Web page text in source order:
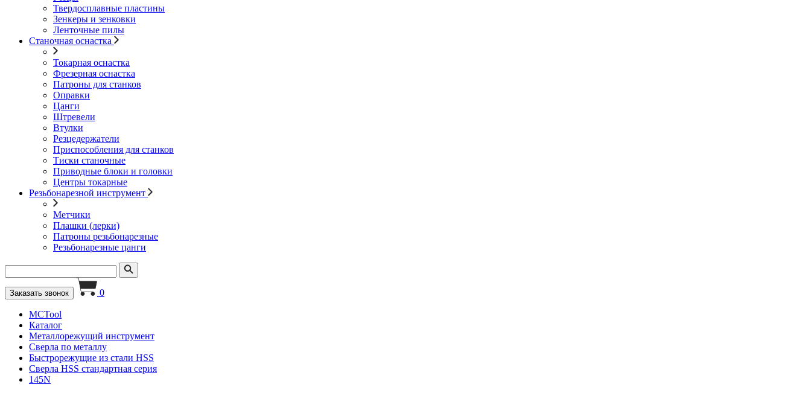
Твердосплавные пластины
Зенкеры и зенковки
Ленточные пилы
Станочная оснастка
Токарная оснастка
Фрезерная оснастка
Патроны для станков
Оправки
Цанги
Штревели
Втулки
Резцедержатели
Приспособления для станков
Тиски станочные
Приводные блоки и головки
Центры токарные
Резьбонарезной инструмент
Метчики
Плашки (лерки)
Патроны резьбонарезные
Резьбонарезные цанги
Заказать звонок 0
MCTool
Каталог
Металлорежущий инструмент
Сверла по металлу
Быстрорежущие из стали HSS
Сверла HSS стандартная серия
145N